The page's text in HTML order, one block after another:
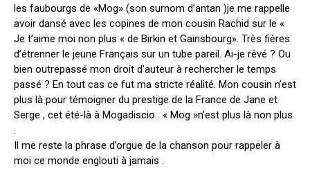
les faubourgs de «Mog» (son surnom d’antan )je me rappelle
avoir dansé avec les copines de mon cousin Rachid sur le «
Je t’aime moi non plus « de Birkin et Gainsbourg». Très fières
d’étrenner le jeune Français sur un tube pareil. Ai-je rêvé ? Ou
bien outrepassé mon droit d’auteur à rechercher le temps
passé ? En tout cas ce fut ma stricte réalité. Mon cousin n’est
plus là pour témoigner du prestige de la France de Jane et
Serge , cet été-là à Mogadiscio . « Mog »n’est plus là non plus
.
Il me reste la phrase d’orgue de la chanson pour rappeler à
moi ce monde englouti à jamais .